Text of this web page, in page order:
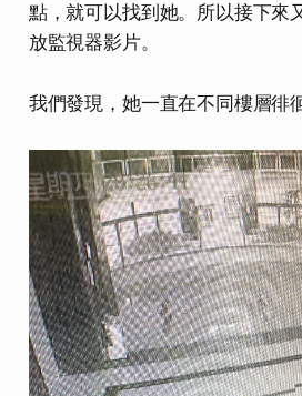
點，就可以找到她。所以接下來
放監視器影片。
我們發現，她一直在不同樓層徘